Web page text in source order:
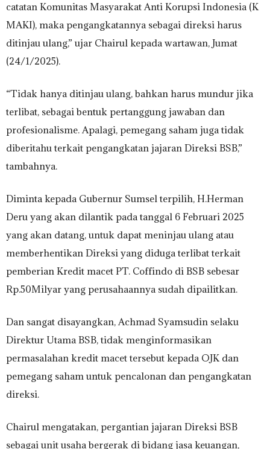
catatan Komunitas Masyarakat Anti Korupsi Indonesia (K
MAKI), maka pengangkatannya sebagai direksi harus
ditinjau ulang,” ujar Chairul kepada wartawan, Jumat
(24/1/2025).
“Tidak hanya ditinjau ulang, bahkan harus mundur jika
terlibat, sebagai bentuk pertanggung jawaban dan
profesionalisme. Apalagi, pemegang saham juga tidak
diberitahu terkait pengangkatan jajaran Direksi BSB,”
tambahnya.
Diminta kepada Gubernur Sumsel terpilih, H.Herman
Deru yang akan dilantik pada tanggal 6 Februari 2025
yang akan datang, untuk dapat meninjau ulang atau
memberhentikan Direksi yang diduga terlibat terkait
pemberian Kredit macet PT. Coffindo di BSB sebesar
Rp.50Milyar yang perusahaannya sudah dipailitkan.
Dan sangat disayangkan, Achmad Syamsudin selaku
Direktur Utama BSB, tidak menginformasikan
permasalahan kredit macet tersebut kepada OJK dan
pemegang saham untuk pencalonan dan pengangkatan
direksi.
Chairul mengatakan, pergantian jajaran Direksi BSB
sebagai unit usaha bergerak di bidang jasa keuangan,